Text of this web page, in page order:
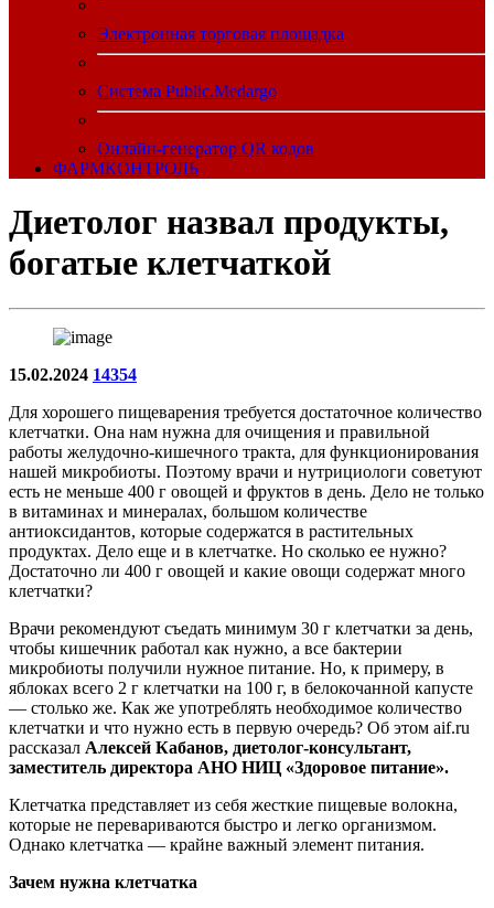
Электронная торговая площадка
Система Public.Medargo
Онлайн-генератор QR кодов
ФАРМКОНТРОЛЬ
Диетолог назвал продукты,
богатые клетчаткой
15.02.2024 14354
Для хорошего пищеварения требуется достаточное количество
клетчатки. Она нам нужна для очищения и правильной
работы желудочно-кишечного тракта, для функционирования
нашей микробиоты. Поэтому врачи и нутрициологи советуют
есть не меньше 400 г овощей и фруктов в день. Дело не только
в витаминах и минералах, большом количестве
антиоксидантов, которые содержатся в растительных
продуктах. Дело еще и в клетчатке. Но сколько ее нужно?
Достаточно ли 400 г овощей и какие овощи содержат много
клетчатки?
Врачи рекомендуют съедать минимум 30 г клетчатки за день,
чтобы кишечник работал как нужно, а все бактерии
микробиоты получили нужное питание. Но, к примеру, в
яблоках всего 2 г клетчатки на 100 г, в белокочанной капусте
— столько же. Как же употреблять необходимое количество
клетчатки и что нужно есть в первую очередь? Об этом aif.ru
рассказал Алексей Кабанов, диетолог-консультант,
заместитель директора АНО НИЦ «Здоровое питание».
Клетчатка представляет из себя жесткие пищевые волокна,
которые не перевариваются быстро и легко организмом.
Однако клетчатка — крайне важный элемент питания.
Зачем нужна клетчатка